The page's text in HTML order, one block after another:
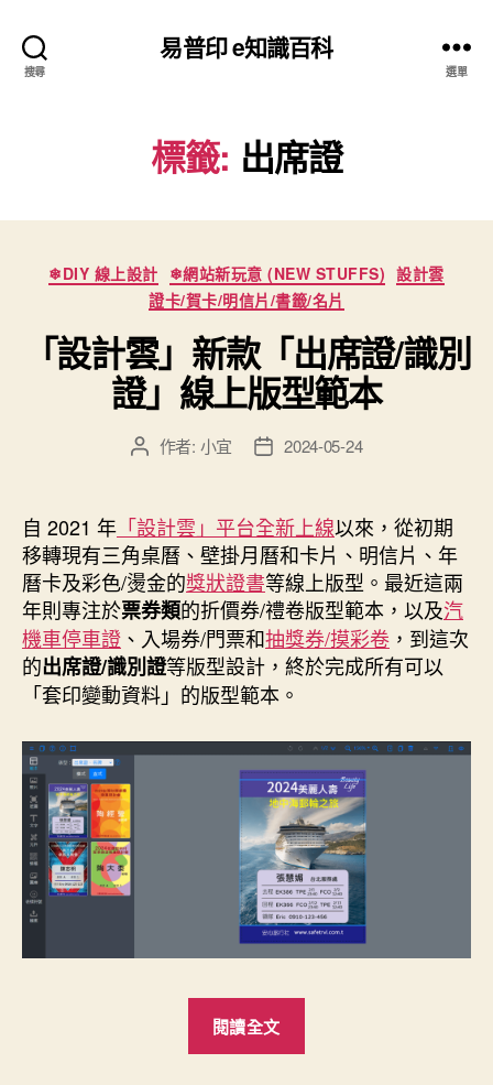
搜尋
易普印 e知識百科
選單
標籤: 出席證
分
類
❄DIY 線上設計 ❄網站新玩意 (NEW STUFFS) 設計雲
證卡/賀卡/明信片/書籤/名片
「設計雲」新款「出席證/識別
證」線上版型範本
文
者
作者: 小宜
文
佈
日
期
2024-05-24
自 2021 年 「設計雲」平台全新上線以來，從初期
移轉現有三角桌曆、壁掛月曆和卡片、明信片、年
曆卡及彩色/燙金的獎狀證書等線上版型。最近這兩
年則專注於票券類的折價券/禮卷版型範本，以及汽
機車停車證 、入場券/門票和抽獎券/摸彩卷 ，到這次
的出席證/識別證等版型設計，終於完成所有可以
「套印變動資料」的版型範本。
閱讀全文